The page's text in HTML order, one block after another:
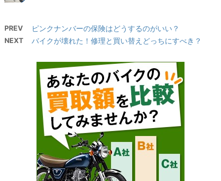
PREV ピンクナンバーの保険はどうするのがいい？
NEXT バイクが壊れた！修理と買い替えどっちにすべき？